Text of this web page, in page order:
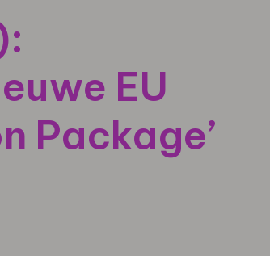
EU
Package’